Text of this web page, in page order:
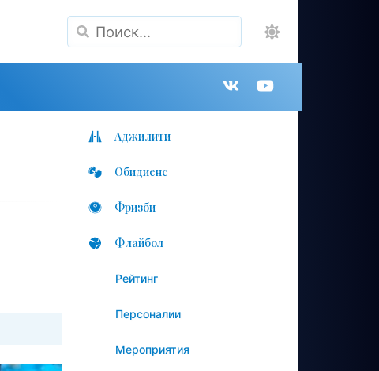
Поиск
Группа
Аджилити
Обидиенс
Фризби
Флайбол
Рейтинг
Персоналии
Мероприятия